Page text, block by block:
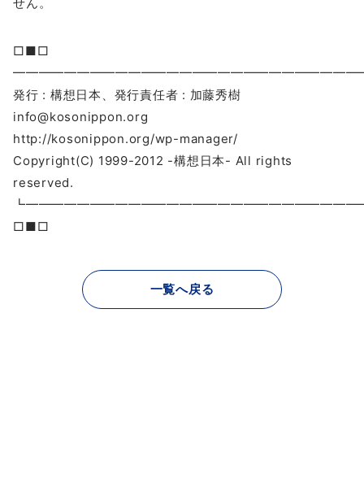
□■□
発行 : 構想日本、発行責任者 : 加藤秀樹
info@kosonippon.org
http://kosonippon.org/wp-manager/
Copyright(C) 1999-2012 -構想日本- All rights
reserved.
□■□
一覧へ戻る